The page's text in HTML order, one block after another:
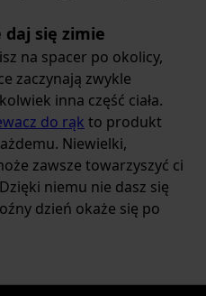
daj się zimie
na spacer po okolicy,
zaczynają zwykle
inna część ciała.
do rąk to produkt
Niewielki,
zawsze towarzyszyć ci
niemu nie dasz się
dzień okaże się po